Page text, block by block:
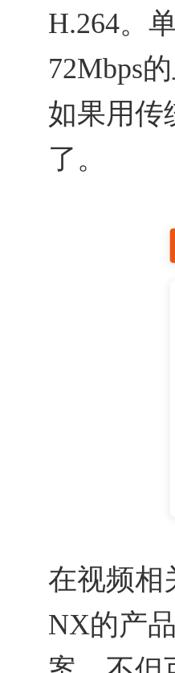
H.264。
72Mbps
如果用传
了。
在视频相
NX的产